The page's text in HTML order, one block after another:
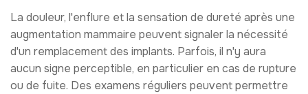
La douleur, l'enflure et la sensation de dureté après une
augmentation mammaire peuvent signaler la nécessité
d'un remplacement des implants. Parfois, il n'y aura
aucun signe perceptible, en particulier en cas de rupture
ou de fuite. Des examens réguliers peuvent permettre